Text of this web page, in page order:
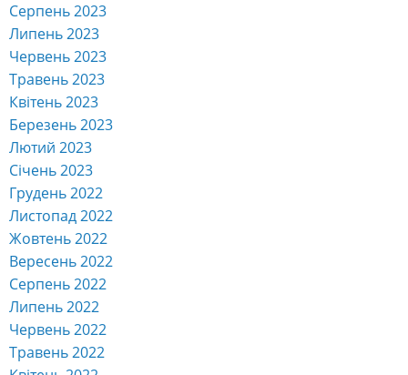
Серпень 2023
Липень 2023
Червень 2023
Травень 2023
Квітень 2023
Березень 2023
Лютий 2023
Січень 2023
Грудень 2022
Листопад 2022
Жовтень 2022
Вересень 2022
Серпень 2022
Липень 2022
Червень 2022
Травень 2022